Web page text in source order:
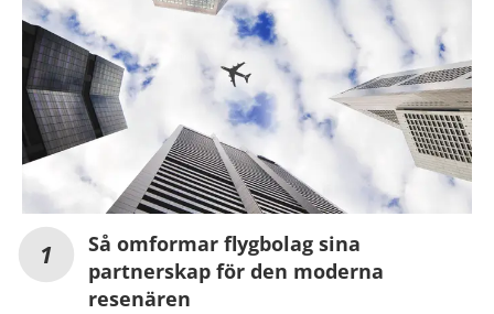
Så omformar flygbolag sina
partnerskap för den moderna
resenären